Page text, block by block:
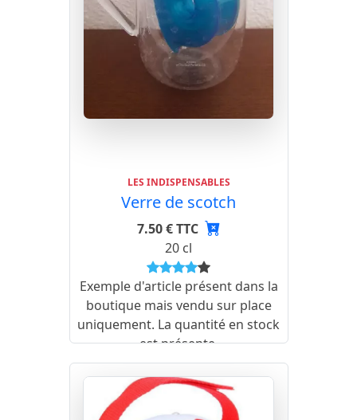
LES INDISPENSABLES
Verre de scotch
7.50 € TTC
20 cl
Exemple d'article présent dans la
boutique mais vendu sur place
uniquement. La quantité en stock
est présente.